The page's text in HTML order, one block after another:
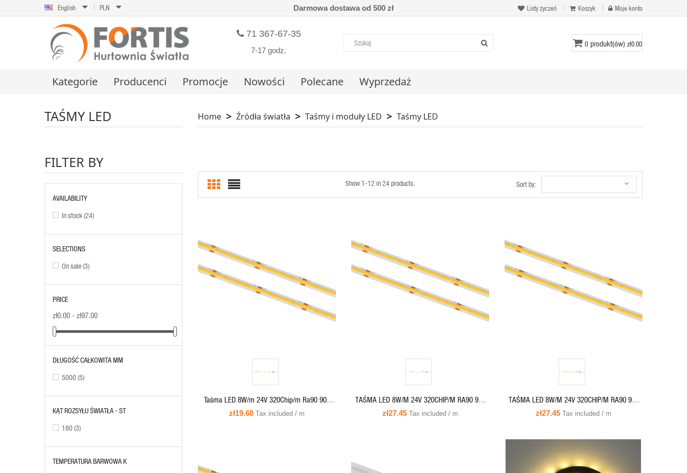
English PLN Darmowa dostawa od 500 zł Listy życzeń Koszyk Moje konto
71 367-67-35
7-17 godz.
0 produkt(ów) zł0.00
Kategorie Producenci Promocje Nowości Polecane Wyprzedaż
TAŚMY LED
FILTER BY
AVAILABILITY
In stock(24)
SELECTIONS
On sale(3)
PRICE
zł0.00 - zł97.00
DŁUGOŚĆ CAŁKOWITA MM
5000(5)
KĄT ROZSYŁU ŚWIATŁA - ST
180(3)
TEMPERATURA BARWOWA K
Home Źródła światła Taśmy i moduły LED Taśmy LED
Show 1-12 in 24 products. Sort by:
QUICK VIEW
ADD TO CART
Taśma LED 8W/m 24V 320Chip/m Ra90 90-
100lm/W biała-neutralna hermetyczna COB-
zł19.68 Tax included / m
QUICK VIEW
TAŚMA LED 8W/M 24V 320CHIP/M RA90 90-
100LM/W biała-neutralna hermetyczna IP66
zł27.45 Tax included / m
QUICK VIEW
TAŚMA LED 8W/M 24V 320CHIP/M RA90 90-
100LM/W biała-ciepła hermetyczna I066 COB-
zł27.45 Tax included / m